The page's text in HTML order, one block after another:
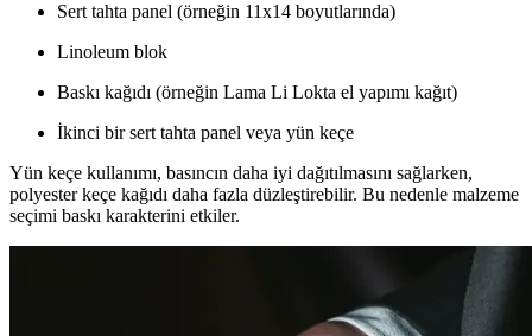
Sert tahta panel (örneğin 11x14 boyutlarında)
Linoleum blok
Baskı kağıdı (örneğin Lama Li Lokta el yapımı kağıt)
İkinci bir sert tahta panel veya yün keçe
Yün keçe kullanımı, basıncın daha iyi dağıtılmasını sağlarken,
polyester keçe kağıdı daha fazla düzleştirebilir. Bu nedenle malzeme
seçimi baskı karakterini etkiler.